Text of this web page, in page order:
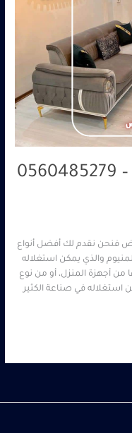
شراء مدارس سكراب – 0560485279
فنحن نقدم لك أفضل أنواع
والذي يمكن استغلاله
أجهزة المنزل، أو من نوع
استغلاله في صناعة الكثير